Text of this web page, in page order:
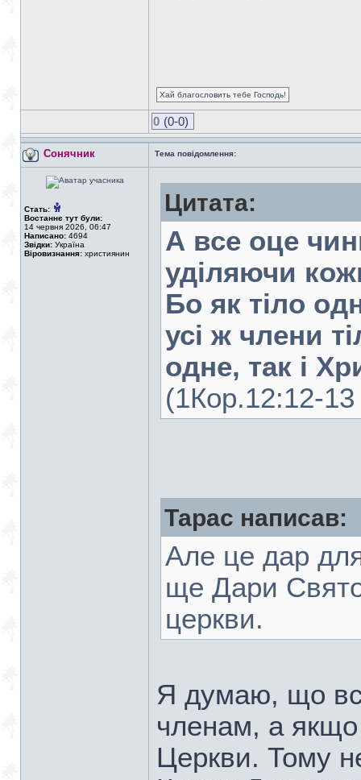
Хай благословить тебе Господь!
0 (0-0)
Сонячник Тема повідомлення:
Стать:
Востаннє тут були:
14 червня 2026, 06:47
Написано: 4694
Звідки: Україна
Віровизнання: християнин
Цитата:
А все оце
уділяючи
Бо як тіло
усі ж члени
одне, так і
(1Кор.12:12-
Тарас написав:
Але це дар
ще Дари
церкви.
Я думаю, що
членам, а
Церкви. Тому